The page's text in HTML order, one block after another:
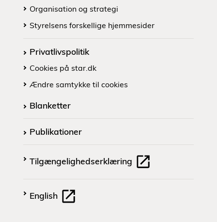
Organisation og strategi
Styrelsens forskellige hjemmesider
Privatlivspolitik
Cookies på star.dk
Ændre samtykke til cookies
Blanketter
Publikationer
Tilgængelighedserklæring
English